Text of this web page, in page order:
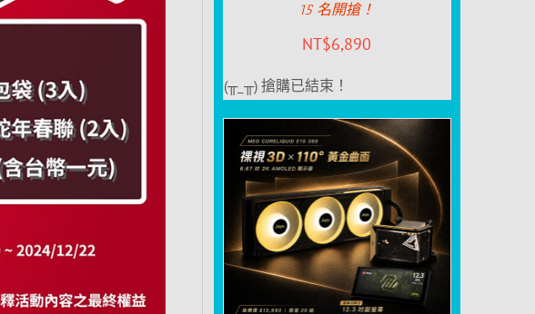
15 名開搶！
NT$6,890
(╥_╥) 搶購已結束！